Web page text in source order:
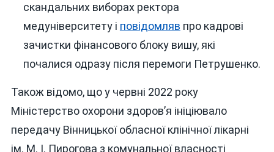
скандальних виборах ректора
медуніверситету і повідомляв про кадрові
зачистки фінансового блоку вишу, які
почалися одразу після перемоги Петрушенко.
Також відомо, що у червні 2022 року
Міністерство охорони здоров’я ініціювало
передачу Вінницької обласної клінічної лікарні
ім. М. І. Пирогова з комунальної власності